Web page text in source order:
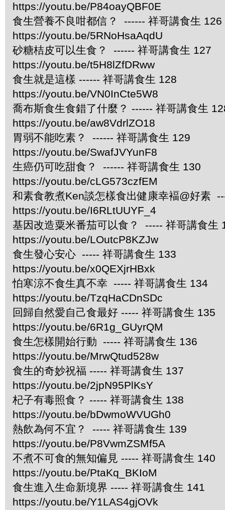
https://youtu.be/P84oayQBF0E
食生營養不良咁都信？ ------ 祥哥講食生 126
https://youtu.be/5RNoHsaAqdU
砂糖桔皮可以生食？ ------ 祥哥講食生 127
https://youtu.be/t5H8lZfDRww
食生就是這樣 ------ 祥哥講食生 128
https://youtu.be/VN0InCte5W8
喬布斯食生食錯了什麼？ ------ 祥哥講食生
https://youtu.be/aw8VdrlZO18
胃弱不能吃素？ ------ 祥哥講食生 129
https://youtu.be/SwafJVYunF8
生癌仍可吃甜食？ ------ 祥哥講食生 130
https://youtu.be/cLG573czfEM
和素食教煮Ken談怎樣食出健康幸褔@好素
https://youtu.be/I6RLtUUYF_4
基因改造粟米番茄可以食？ ----- 祥哥講食生
https://youtu.be/LOutcP8KZJw
食生發心安心 ----- 祥哥講食生 133
https://youtu.be/x0QEXjrHBxk
怕寒涼不食生真不幸 ----- 祥哥講食生 134
https://youtu.be/TzqHaCDnSDc
回歸自然愛自己食最好 ----- 祥哥講食生 135
https://youtu.be/6R1g_GUyrQM
食生怎樣開始行動 ----- 祥哥講食生 136
https://youtu.be/MrwQtud528w
食生的奇妙祝福 ----- 祥哥講食生 137
https://youtu.be/2jpN95PlKsY
杞子有毒照食？ ----- 祥哥講食生 138
https://youtu.be/bDwmoWVUGh0
熱飲為何不宜？ ----- 祥哥講食生 139
https://youtu.be/P8VwmZSMf5A
不煮不可食的無知偏見 ----- 祥哥講食生 140
https://youtu.be/PtaKq_BKIoM
食生進入生命新境界 ----- 祥哥講食生 141
https://youtu.be/Y1LAS4gjOVk